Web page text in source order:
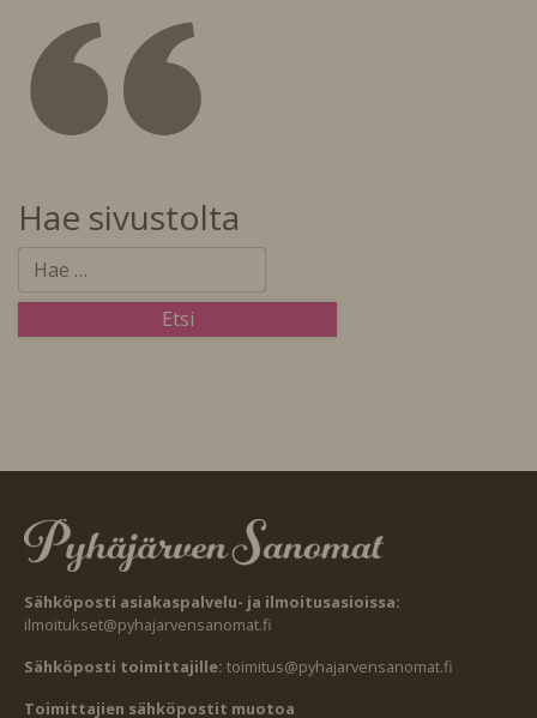
Hae sivustolta
Sähköposti asiakaspalvelu- ja ilmoitusasioissa:
ilmoitukset@pyhajarvensanomat.fi
Sähköposti toimittajille: toimitus@pyhajarvensanomat.fi
Toimittajien sähköpostit muotoa